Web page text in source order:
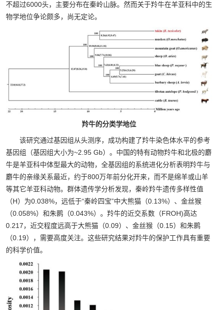
不超过6000头，主要分布在秦岭山脉。然而关于羚牛在羊亚科中的生
物学地位争论颇多，尚无定论。
羚牛的分类学地位
该研究通过基因组从头测序，成功构建了羚牛染色体水平的参考
基因组（基因组大小为~2.95 Gb）。中国的特有动物羚牛和北极的麝
牛是羊亚科中体型最大的动物，全基因组的系统进化分析表明羚牛与
麝牛的亲缘关系最近，约于800万年前分化开来，而不是绵羊或山羊
等其它羊亚科动物。群体遗传学分析发现，秦岭羚牛遗传多样性值
（H）为0.038%，远低于“秦岭四宝”中大熊猫（0.13%）、金丝猴
（0.058%）和朱鹮（0.043%）。羚牛的近交系数（FROH)高达
0.217，近交程度远高于大熊猫（0.09）、金丝猴（0.15）和朱鹮
（0.19），需要高度关注。这些研究结果对羚牛的保护工作具有重要
的科学价值。